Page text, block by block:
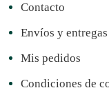
Contacto
Envíos y entregas
Mis pedidos
Condiciones de